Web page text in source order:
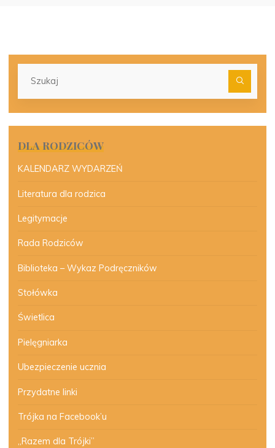
DLA RODZICÓW
KALENDARZ WYDARZEŃ
Literatura dla rodzica
Legitymacje
Rada Rodziców
Biblioteka – Wykaz Podręczników
Stołówka
Świetlica
Pielęgniarka
Ubezpieczenie ucznia
Przydatne linki
Trójka na Facebook’u
„Razem dla Trójki”